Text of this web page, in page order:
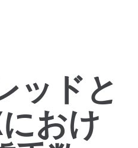
ッドと
おけ